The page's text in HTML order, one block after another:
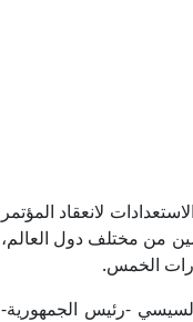
لانعقاد المؤتمر
من مختلف دول العالم،
الخمس.
-رئيس الجمهورية-